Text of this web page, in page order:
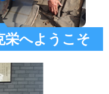
栄へようこそ